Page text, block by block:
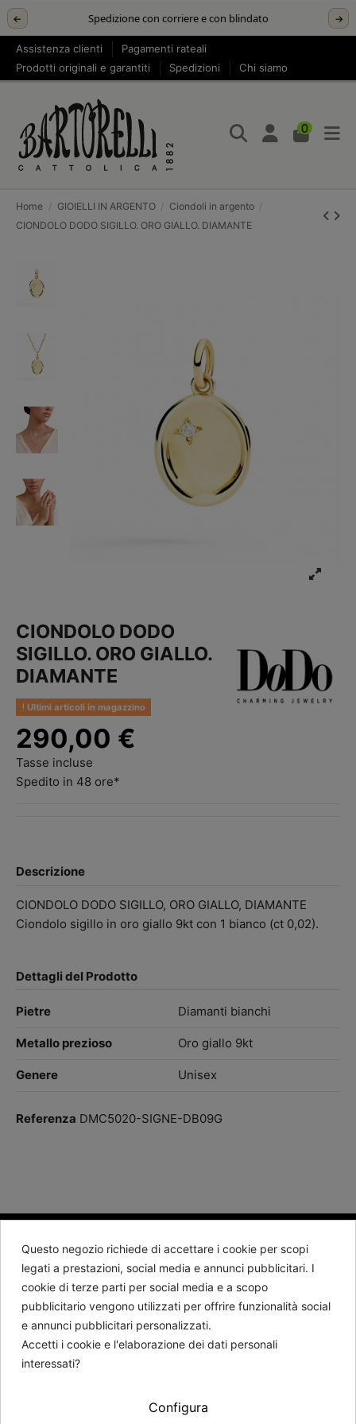
← Spedizione con corriere e con blindato →
Assistenza clienti
Pagamenti rateali
Prodotti originali e garantiti
Spedizioni Chi siamo
0
Home GIOIELLI IN ARGENTO
Ciondoli in argento
CIONDOLO DODO SIGILLO. ORO GIALLO. DIAMANTE
CIONDOLO DODO
SIGILLO. ORO GIALLO.
DIAMANTE
Ultimi articoli in magazzino
290,00 €
Tasse incluse
Spedito in 48 ore*
Descrizione
CIONDOLO DODO SIGILLO, ORO GIALLO, DIAMANTE
Ciondolo sigillo in oro giallo 9kt con 1 bianco (ct 0,02).
Dettagli del Prodotto
Pietre Diamanti bianchi
Metallo prezioso Oro giallo 9kt
Genere Unisex
Referenza DMC5020-SIGNE-DB09G
BARTORELLI 1882
Contattaci
Seguici
Newsletter
Questo negozio richiede di accettare i cookie per scopi
legati a prestazioni, social media e annunci pubblicitari. I
cookie di terze parti per social media e a scopo
pubblicitario vengono utilizzati per offrire funzionalità social
e annunci pubblicitari personalizzati.
Accetti i cookie e l'elaborazione dei dati personali
interessati?
Configura